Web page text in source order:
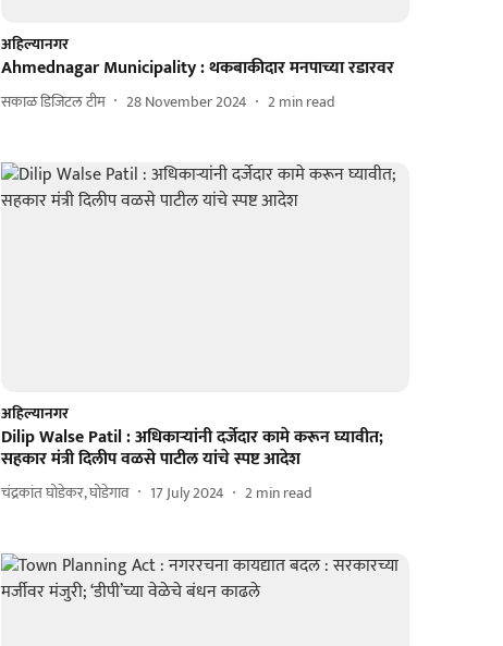
अहिल्यानगर
Ahmednagar Municipality : थकबाकीदार मनपाच्या रडारवर
सकाळ डिजिटल टीम 28 November 2024 2min read
अहिल्यानगर
Dilip Walse Patil : अधिकाऱ्यांनी दर्जेदार कामे करून घ्यावीत;
सहकार मंत्री दिलीप वळसे पाटील यांचे स्पष्ट आदेश
चंद्रकांत घोडेकर, घोडेगाव 17 July 2024 2min read